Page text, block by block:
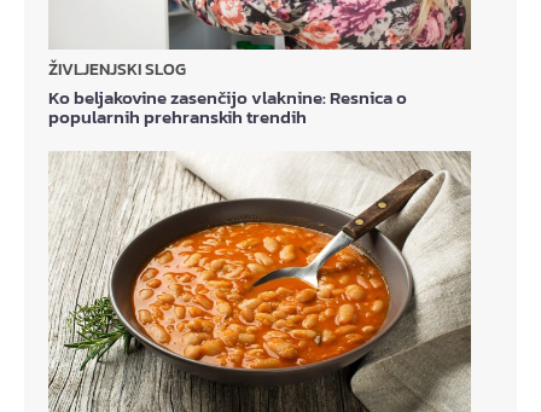
ŽIVLJENJSKI SLOG
Ko beljakovine zasenčijo vlaknine: Resnica o
popularnih prehranskih trendih